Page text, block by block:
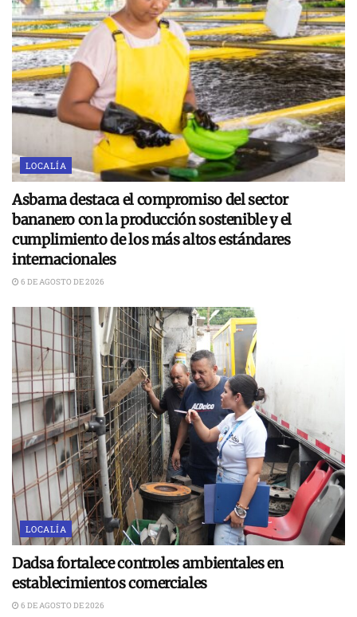
LOCALÍA
Asbama destaca el compromiso del sector
bananero con la producción sostenible y el
cumplimiento de los más altos estándares
internacionales
6 DE AGOSTO DE 2026
LOCALÍA
Dadsa fortalece controles ambientales en
establecimientos comerciales
6 DE AGOSTO DE 2026